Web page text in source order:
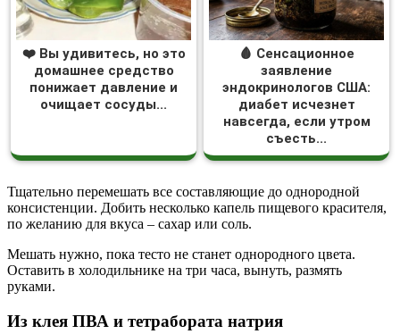
❤️ Вы удивитесь, но это
домашнее средство
понижает давление и
очищает сосуды...
🩸 Сенсационное
заявление
эндокринологов США:
диабет исчезнет
навсегда, если утром
съесть...
Тщательно перемешать все составляющие до однородной
консистенции. Добить несколько капель пищевого красителя,
по желанию для вкуса – сахар или соль.
Мешать нужно, пока тесто не станет однородного цвета.
Оставить в холодильнике на три часа, вынуть, размять
руками.
Из клея ПВА и тетрабората натрия